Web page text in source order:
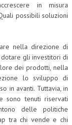
in misura
possibili soluzioni
nella direzione di
gli investitori di
dei prodotti, nella
lo sviluppo di
in avanti. Tuttavia, in
sono tenuti riservati
delle politiche
tra chi vende e chi